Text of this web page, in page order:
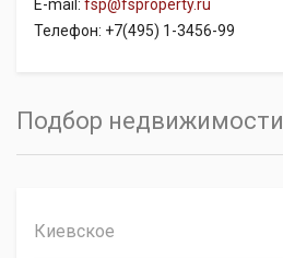
E-mail: fsp@fsproperty.ru
Телефон: +7(495) 1-3456-99
Подбор недвижимости
Киевское